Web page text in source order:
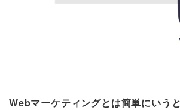
Webマーケティングとは簡単にいう